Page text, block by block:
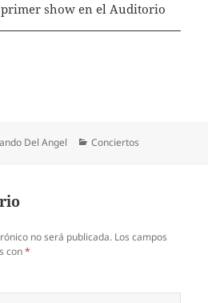
primer show en el Auditorio
Del Angel Categorías
Conciertos
no será publicada. Los campos
con*